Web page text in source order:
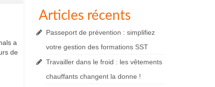
a
de
Articles récents
Passeport de prévention : simplifiez
votre gestion des formations SST
Travailler dans le froid : les vêtements
chauffants changent la donne !